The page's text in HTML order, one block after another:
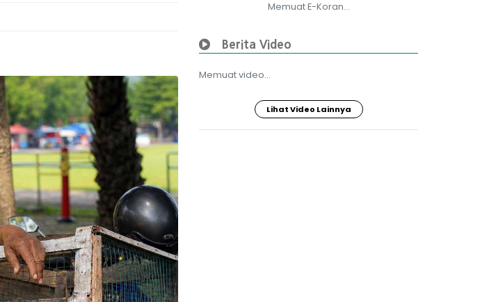
Memuat E-Koran...
Berita Video
Memuat video...
Lihat Video Lainnya